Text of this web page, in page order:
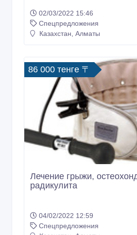
02/03/2022 15:46
Спецпредложения
Казахстан, Алматы
86 000 тенге 〒
Лечение грыжи,
радикулита
04/02/2022 12:59
Спецпредложения